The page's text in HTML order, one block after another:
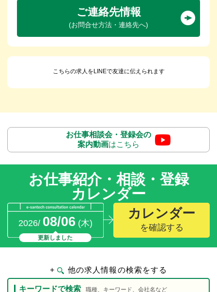
ご連絡先情報
(お問合せ方法・連絡先へ)
こちらの求人をLINEで友達に伝えられます
お仕事相談会・登録会の
案内動画はこちら
お仕事紹介・相談・登録
カレンダー
2026/ 08/06 (木)
更新しました
カレンダー
を確認する
+ 他の求人情報の検索をする
キーワードで検索 職種、キーワード、会社名など